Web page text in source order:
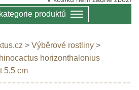
produktů
> Výběrové rostliny >
horizonthalonius
5,5 cm